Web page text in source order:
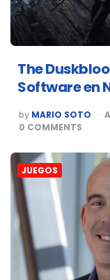
The
Software en
POSTED
BY
by MARIO SOTO
0 COMMENTS
JUEGOS